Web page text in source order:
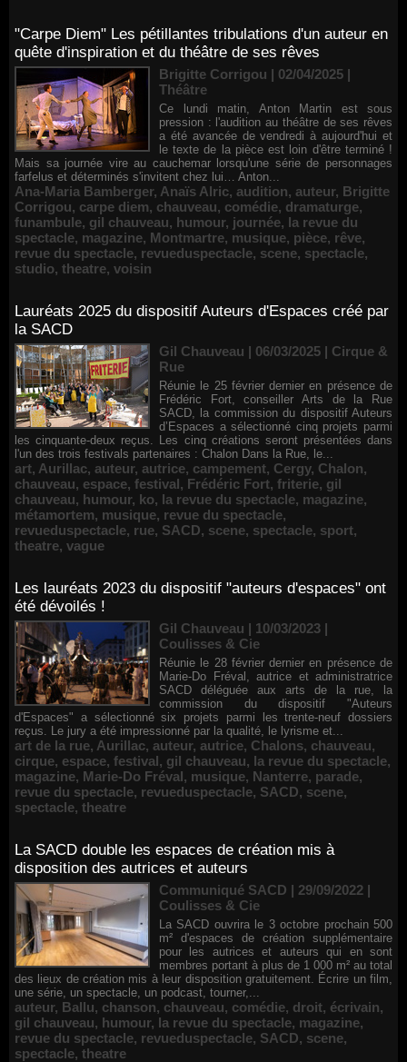
"Carpe Diem" Les pétillantes tribulations d'un auteur en
quête d'inspiration et du théâtre de ses rêves
Brigitte Corrigou | 02/04/2025 |
Théâtre
Ce lundi matin, Anton Martin est sous
pression : l'audition au théâtre de ses rêves
a été avancée de vendredi à aujourd'hui et
le texte de la pièce est loin d'être terminé !
Mais sa journée vire au cauchemar lorsqu'une série de personnages
farfelus et déterminés s'invitent chez lui… Anton...
Ana-Maria Bamberger, Anaïs Alric, audition, auteur, Brigitte
Corrigou, carpe diem, chauveau, comédie, dramaturge,
funambule, gil chauveau, humour, journée, la revue du
spectacle, magazine, Montmartre, musique, pièce, rêve,
revue du spectacle, revueduspectacle, scene, spectacle,
studio, theatre, voisin
Lauréats 2025 du dispositif Auteurs d'Espaces créé par
la SACD
Gil Chauveau | 06/03/2025 | Cirque &
Rue
Réunie le 25 février dernier en présence de
Frédéric Fort, conseiller Arts de la Rue
SACD, la commission du dispositif Auteurs
d’Espaces a sélectionné cinq projets parmi
les cinquante-deux reçus. Les cinq créations seront présentées dans
l'un des trois festivals partenaires : Chalon Dans la Rue, le...
art, Aurillac, auteur, autrice, campement, Cergy, Chalon,
chauveau, espace, festival, Frédéric Fort, friterie, gil
chauveau, humour, ko, la revue du spectacle, magazine,
métamortem, musique, revue du spectacle,
revueduspectacle, rue, SACD, scene, spectacle, sport,
theatre, vague
Les lauréats 2023 du dispositif "auteurs d'espaces" ont
été dévoilés !
Gil Chauveau | 10/03/2023 |
Coulisses & Cie
Réunie le 28 février dernier en présence de
Marie-Do Fréval, autrice et administratrice
SACD déléguée aux arts de la rue, la
commission du dispositif "Auteurs
d'Espaces" a sélectionné six projets parmi les trente-neuf dossiers
reçus. Le jury a été impressionné par la qualité, le lyrisme et...
art de la rue, Aurillac, auteur, autrice, Chalons, chauveau,
cirque, espace, festival, gil chauveau, la revue du spectacle,
magazine, Marie-Do Fréval, musique, Nanterre, parade,
revue du spectacle, revueduspectacle, SACD, scene,
spectacle, theatre
La SACD double les espaces de création mis à
disposition des autrices et auteurs
Communiqué SACD | 29/09/2022 |
Coulisses & Cie
La SACD ouvrira le 3 octobre prochain 500
m² d'espaces de création supplémentaire
pour les autrices et auteurs qui en sont
membres portant à plus de 1 000 m² au total
des lieux de création mis à leur disposition gratuitement. Écrire un film,
une série, un spectacle, un podcast, tourner,...
auteur, Ballu, chanson, chauveau, comédie, droit, écrivain,
gil chauveau, humour, la revue du spectacle, magazine,
revue du spectacle, revueduspectacle, SACD, scene,
spectacle, theatre